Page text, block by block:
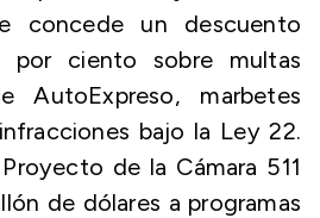
concede un descuento
ciento sobre multas
AutoExpreso, marbetes
bajo la Ley 22.
de la Cámara 511
de dólares a programas